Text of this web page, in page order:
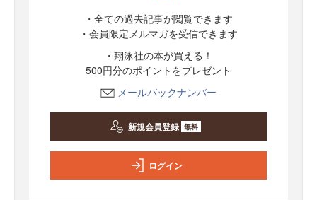
・全ての過去記事が閲覧できます
・会員限定メルマガを受信できます
・翔泳社の本が買える！
500円分のポイントをプレゼント
メールバックナンバー
新規会員登録 無料
ログイン